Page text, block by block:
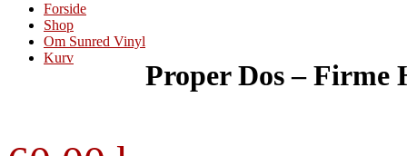
Forside
Shop
Om Sunred Vinyl
Kurv
Proper Dos – Firme